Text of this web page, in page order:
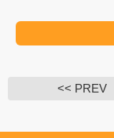
<< PREV